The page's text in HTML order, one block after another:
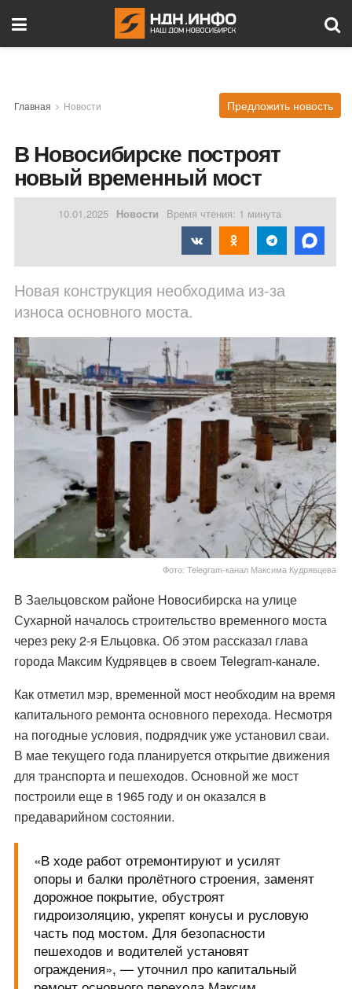
Главная Новости Предложить новость
В Новосибирске построят
новый временный мост
10.01.2025 Новости Время чтения: 1 минута
Новая конструкция необходима из-за
износа основного моста.
Фото: Telegram-канал Максима Кудрявцева
В Заельцовском районе Новосибирска на улице
Сухарной началось строительство временного моста
через реку 2-я Ельцовка. Об этом рассказал глава
города Максим Кудрявцев в своем Telegram-канале.
Как отметил мэр, временной мост необходим на время
капитального ремонта основного перехода. Несмотря
на погодные условия, подрядчик уже установил сваи.
В мае текущего года планируется открытие движения
для транспорта и пешеходов. Основной же мост
построили еще в 1965 году и он оказался в
предаварийном состоянии.
«В ходе работ отремонтируют и усилят
опоры и балки пролётного строения, заменят
дорожное покрытие, обустроят
гидроизоляцию, укрепят конусы и русловую
часть под мостом. Для безопасности
пешеходов и водителей установят
ограждения», — уточнил про капитальный